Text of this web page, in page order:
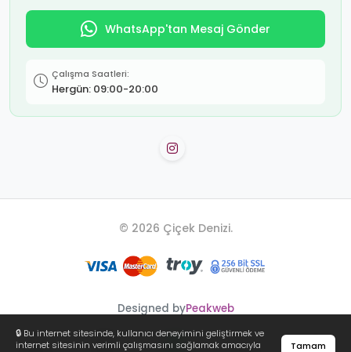
WhatsApp'tan Mesaj Gönder
Çalışma Saatleri:
Hergün: 09:00-20:00
© 2026 Çiçek Denizi.
Designed byPeakweb
🔒 Bu internet sitesinde, kullanıcı deneyimini geliştirmek ve
internet sitesinin verimli çalışmasını sağlamak amacıyla
Tamam